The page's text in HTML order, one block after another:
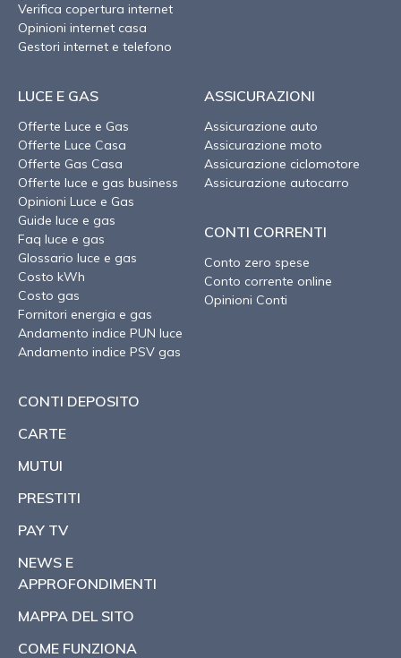
Verifica copertura internet
Opinioni internet casa
Gestori internet e telefono
LUCE E GAS
Offerte Luce e Gas
Offerte Luce Casa
Offerte Gas Casa
Offerte luce e gas business
Opinioni Luce e Gas
Guide luce e gas
Faq luce e gas
Glossario luce e gas
Costo kWh
Costo gas
Fornitori energia e gas
Andamento indice PUN luce
Andamento indice PSV gas
ASSICURAZIONI
Assicurazione auto
Assicurazione moto
Assicurazione ciclomotore
Assicurazione autocarro
CONTI CORRENTI
Conto zero spese
Conto corrente online
Opinioni Conti
CONTI DEPOSITO
CARTE
MUTUI
PRESTITI
PAY TV
NEWS E
APPROFONDIMENTI
MAPPA DEL SITO
COME FUNZIONA